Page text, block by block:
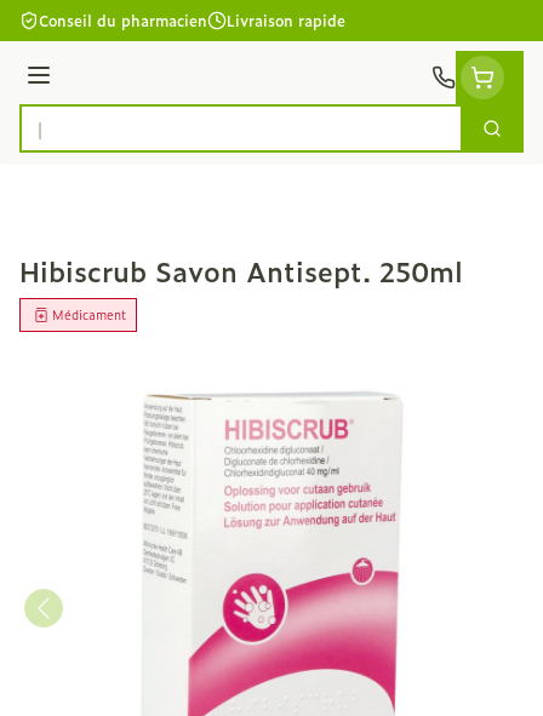
Aller au contenu
Conseil du pharmacien Livraison rapide
Menu
Rechercher
Hibiscrub Savon Antisept. 250ml
Médicament